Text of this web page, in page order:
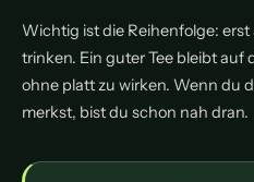
Wichtig ist die Reihenfolge:
trinken. Ein guter Tee bleibt auf
ohne platt zu wirken. Wenn du
merkst, bist du schon nah dran.